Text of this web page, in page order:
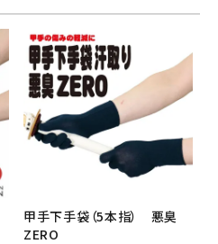
甲手下手袋（5本指） 悪臭
ZERO